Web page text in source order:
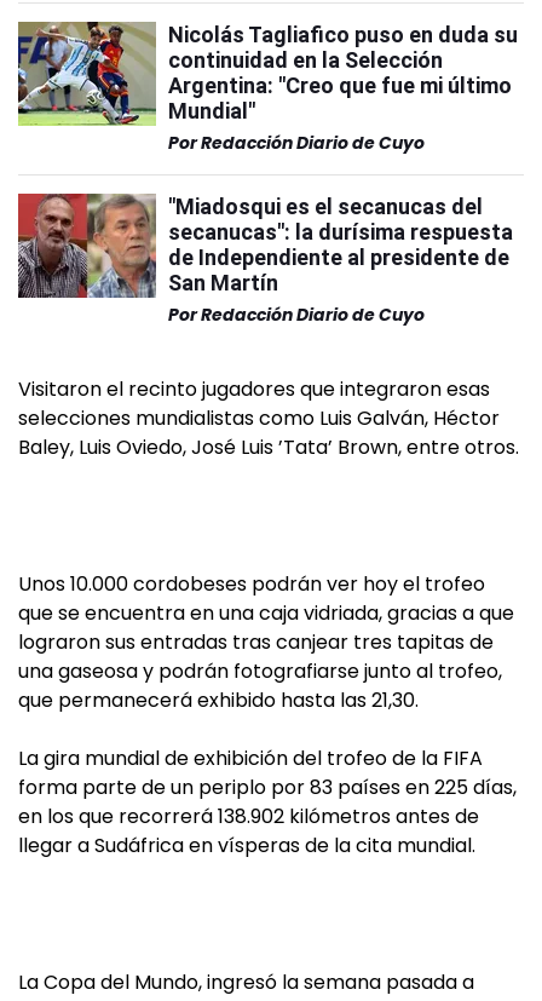
Nicolás Tagliafico puso en duda su
continuidad en la Selección
Argentina: "Creo que fue mi último
Mundial"
PorRedacción Diario de Cuyo
"Miadosqui es el secanucas del
secanucas": la durísima respuesta
de Independiente al presidente de
San Martín
PorRedacción Diario de Cuyo
Visitaron el recinto jugadores que integraron esas
selecciones mundialistas como Luis Galván, Héctor
Baley, Luis Oviedo, José Luis ’Tata’ Brown, entre otros.
Unos 10.000 cordobeses podrán ver hoy el trofeo
que se encuentra en una caja vidriada, gracias a que
lograron sus entradas tras canjear tres tapitas de
una gaseosa y podrán fotografiarse junto al trofeo,
que permanecerá exhibido hasta las 21,30.
La gira mundial de exhibición del trofeo de la FIFA
forma parte de un periplo por 83 países en 225 días,
en los que recorrerá 138.902 kilómetros antes de
llegar a Sudáfrica en vísperas de la cita mundial.
La Copa del Mundo, ingresó la semana pasada a